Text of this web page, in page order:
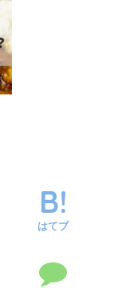
はてブ